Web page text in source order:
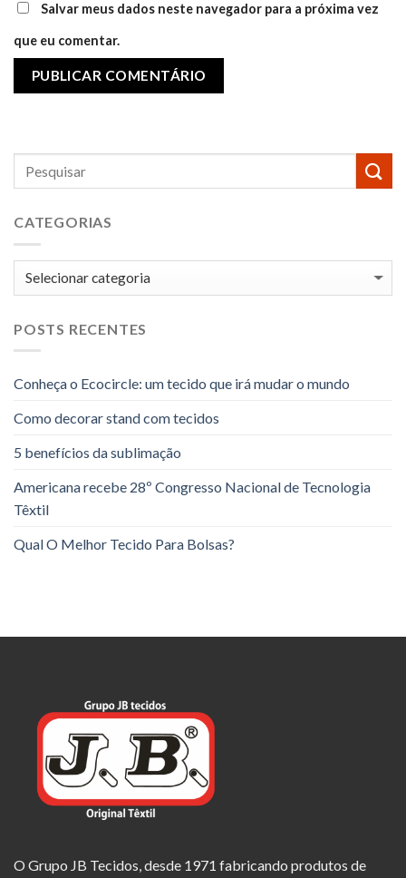
CATEGORIAS
Categorias
POSTS RECENTES
Conheça o Ecocircle: um tecido que irá mudar o mundo
Como decorar stand com tecidos
5 benefícios da sublimação
Americana recebe 28º Congresso Nacional de Tecnologia
Têxtil
Qual O Melhor Tecido Para Bolsas?
Salvar meus dados neste navegador para a próxima vez
que eu comentar.
O Grupo JB Tecidos, desde 1971 fabricando produtos de